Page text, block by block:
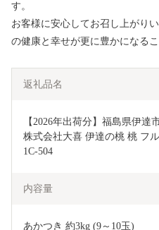
す。
お客様に安心してお召し上がり
の健康と幸せが更に豊かになる
返礼品名
【2026年出荷分】福島県伊達
株式会社大喜 伊達の桃 桃 フ
1C-504
内容量
あかつき 約3kg (9～10玉)